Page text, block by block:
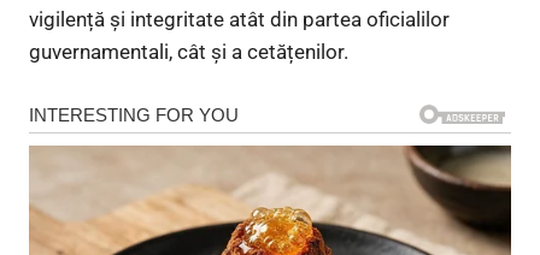
vigilență și integritate atât din partea oficialilor
guvernamentali, cât și a cetățenilor.